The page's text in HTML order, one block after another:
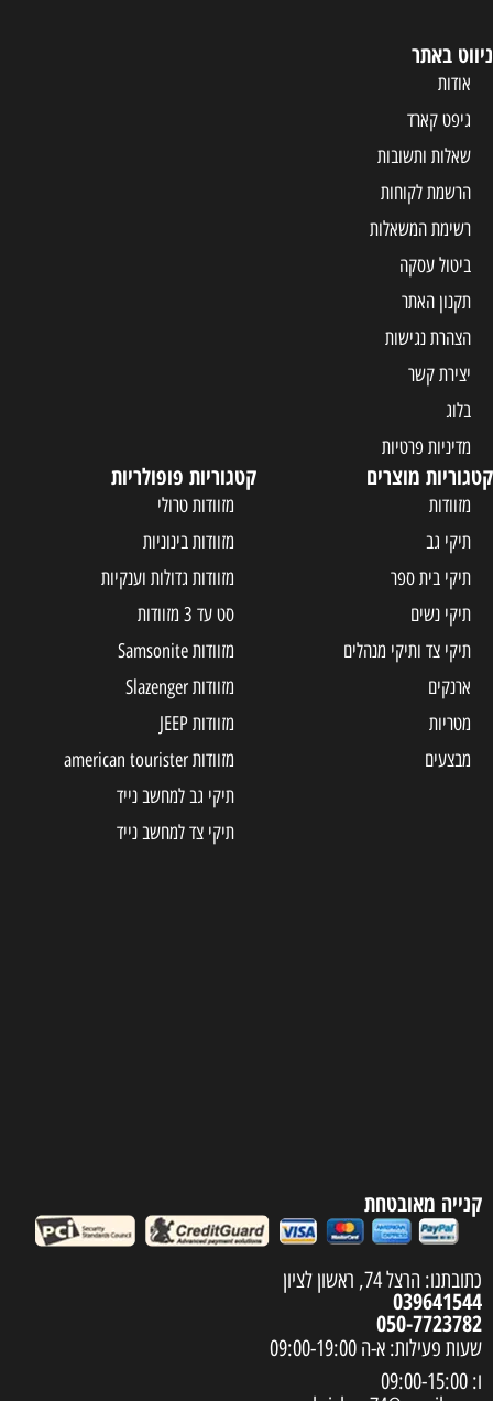
ניווט באתר
אודות
גיפט קארד
שאלות ותשובות
הרשמת לקוחות
רשימת המשאלות
ביטול עסקה
תקנון האתר
הצהרת נגישות
יצירת קשר
בלוג
מדיניות פרטיות
קטגוריות מוצרים
מזוודות
תיקי גב
תיקי בית ספר
תיקי נשים
תיקי צד ותיקי מנהלים
ארנקים
מטריות
מבצעים
קטגוריות פופולריות
מזוודות טרולי
מזוודות בינוניות
מזוודות גדולות וענקיות
סט עד 3 מזוודות
מזוודות Samsonite
מזוודות Slazenger
מזוודות JEEP
מזוודות american tourister
תיקי גב למחשב נייד
תיקי צד למחשב נייד
קנייה מאובטחת
כתובתנו: הרצל 74, ראשון לציון
039641544
050-7723782
שעות פעילות: א-ה 09:00-19:00
ו: 09:00-15:00